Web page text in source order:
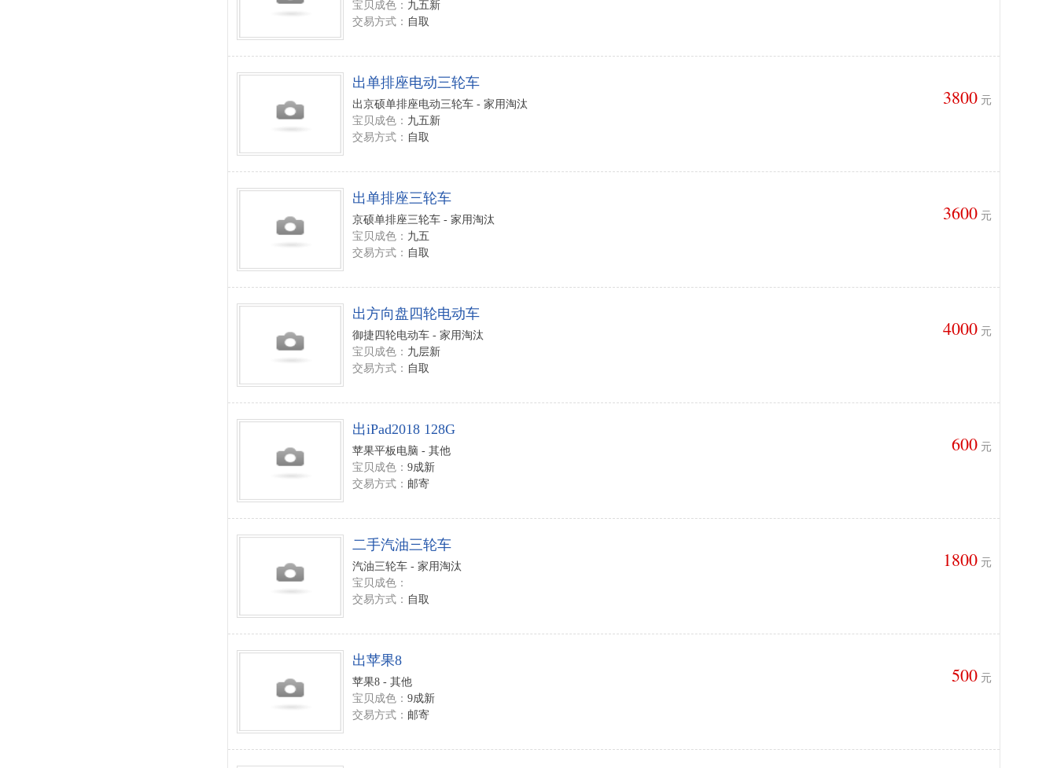
宝贝成色： 九五新
交易方式： 自取
出单排座电动三轮车
出京硕单排座电动三轮车 - 家用淘汰
宝贝成色： 九五新
交易方式： 自取
3800 元
出单排座三轮车
京硕单排座三轮车 - 家用淘汰
宝贝成色： 九五
交易方式： 自取
3600 元
出方向盘四轮电动车
御捷四轮电动车 - 家用淘汰
宝贝成色： 九层新
交易方式： 自取
4000 元
出iPad2018 128G
苹果平板电脑 - 其他
宝贝成色： 9成新
交易方式： 邮寄
600 元
二手汽油三轮车
汽油三轮车 - 家用淘汰
宝贝成色：
交易方式： 自取
1800 元
出苹果8
苹果8 - 其他
宝贝成色： 9成新
交易方式： 邮寄
500 元